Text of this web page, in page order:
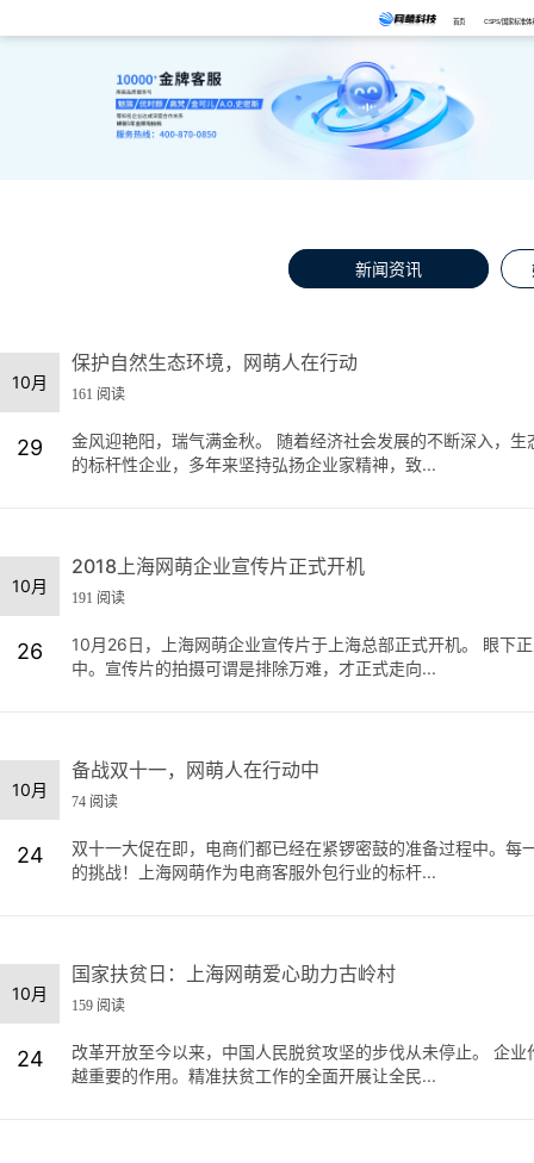
首页 CSPS/国家标准体
新闻资讯
10月
29
保护自然生态环境，网萌人在行动
161 阅读
金风迎艳阳，瑞气满金秋。 随着经济社会发展的不断深入，
的标杆性企业，多年来坚持弘扬企业家精神，致...
10月
26
2018上海网萌企业宣传片正式开机
191 阅读
10月26日，上海网萌企业宣传片于上海总部正式开机。 眼下
中。宣传片的拍摄可谓是排除万难，才正式走向...
10月
24
备战双十一，网萌人在行动中
74 阅读
双十一大促在即，电商们都已经在紧锣密鼓的准备过程中。
的挑战！上海网萌作为电商客服外包行业的标杆...
10月
24
国家扶贫日：上海网萌爱心助力古岭村
159 阅读
改革开放至今以来，中国人民脱贫攻坚的步伐从未停止。 企
越重要的作用。精准扶贫工作的全面开展让全民...